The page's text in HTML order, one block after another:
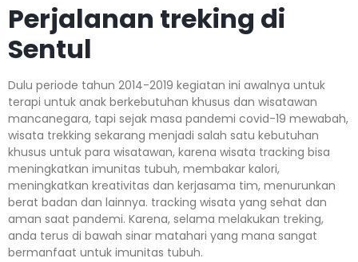
Perjalanan treking di
Sentul
Dulu periode tahun 2014-2019 kegiatan ini awalnya untuk
terapi untuk anak berkebutuhan khusus dan wisatawan
mancanegara, tapi sejak masa pandemi covid-19 mewabah,
wisata trekking sekarang menjadi salah satu kebutuhan
khusus untuk para wisatawan, karena wisata tracking bisa
meningkatkan imunitas tubuh, membakar kalori,
meningkatkan kreativitas dan kerjasama tim, menurunkan
berat badan dan lainnya. tracking wisata yang sehat dan
aman saat pandemi. Karena, selama melakukan treking,
anda terus di bawah sinar matahari yang mana sangat
bermanfaat untuk imunitas tubuh.